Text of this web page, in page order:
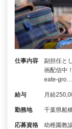
仕事内容
副担任と
画配信中
eate-gro…
給与 月給
勤務地 千葉県船
応募資格 幼稚園教